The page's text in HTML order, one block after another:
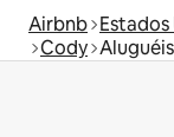
Airbnb
Cody